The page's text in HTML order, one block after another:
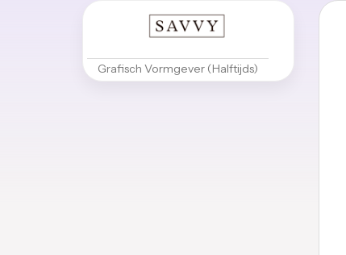
Grafisch Vormgever (Halftijds)